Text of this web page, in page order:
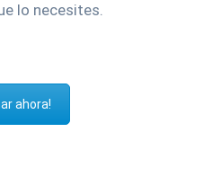
lo necesites.
ahora!